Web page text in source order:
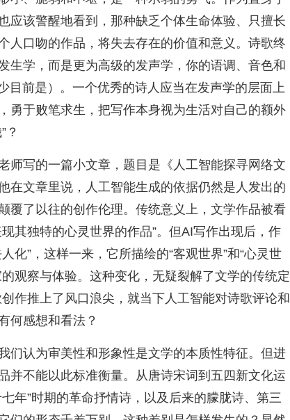
应该警醒地看到，那种缺乏个体生命体验、只擅长
人口吻的作品，将失去存在的价值和意义。诗歌终
生学，而是更为高级的发声学，你的语调、音色和
目前是）。一个优秀的诗人应当在发声学的层面上
勇于败笔求生，把写作本身视为生活对自己的额外
？
师写的一篇小文章，题目是《人工智能探寻网络文
在文章里说，人工智能生成的依据仍然是人发出的
覆了以往的创作伦理。传统意义上，文学作品被看
其独特的心灵世界的作品”。但AI写作出现后，作
化”，这样一来，它所描绘的“客观世界”和“心灵世
观察与体验。这种变化，无疑裂解了文学的传统定
作推上了风口浪尖，就当下人工智能对诗歌评论和
何感想和看法？
们认为审美性和形象性是文学的本质性特征。但进
并不能以此标准衡量。从唐诗宋词到五四新文化运
年”时期的革命抒情诗，以及后来的朦胧诗、第三